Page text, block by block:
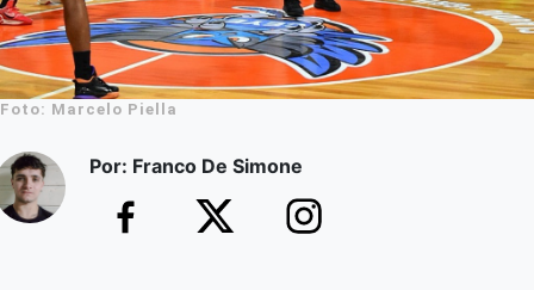
Foto: Marcelo Piella
Por: Franco De Simone